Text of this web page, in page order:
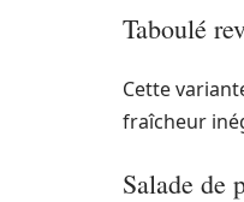
Taboulé
Cette
fraîcheur
Salade de